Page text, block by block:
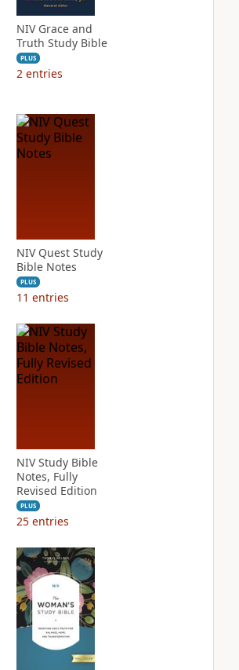
NIV Grace and
Truth Study Bible
PLUS
2 entries
NIV Quest Study
Bible Notes
PLUS
11 entries
NIV Study Bible
Notes, Fully
Revised Edition
PLUS
25 entries